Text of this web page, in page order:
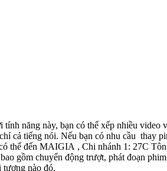
SE, ép kính điện thoại
thể đến MAIGIA , Chi nhánh 1: 27C
tượng nào đó.